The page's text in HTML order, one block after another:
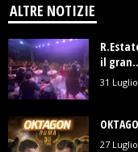
ALTRE NOTIZIE
il
31
27